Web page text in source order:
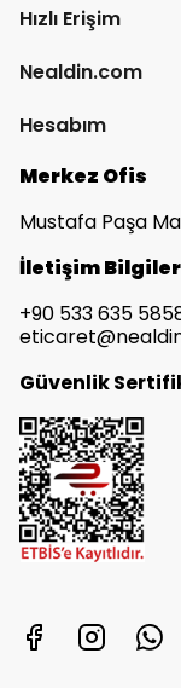
Hızlı Erişim
Nealdin.com
Hesabım
Merkez Ofis
Mustafa Paşa
İletişim
+90 533 635
Güvenlik